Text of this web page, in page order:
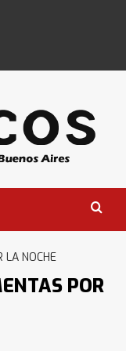
LA NOCHE
POR
accidente